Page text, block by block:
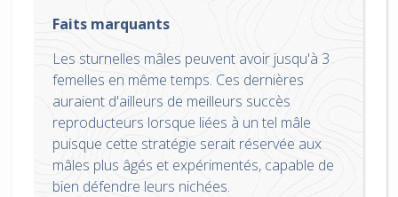
Faits marquants
Les sturnelles mâles peuvent avoir jusqu'à 3
femelles en même temps. Ces dernières
auraient d'ailleurs de meilleurs succès
reproducteurs lorsque liées à un tel mâle
puisque cette stratégie serait réservée aux
mâles plus âgés et expérimentés, capable de
bien défendre leurs nichées.